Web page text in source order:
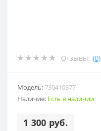
Отзывы: (0)
Модель:730410377
Наличие: Есть в наличии
1 300 руб.